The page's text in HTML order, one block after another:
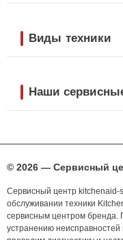
Виды техники
Наши
© 2026 — Сервисный
Сервисный центр kitchenaid-
обслуживании техники
сервисным центром бренда.
устранению неисправностей